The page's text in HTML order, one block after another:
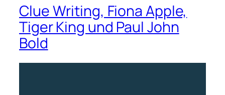
Clue Writing, Fiona Apple,
Tiger King und Paul John
Bold